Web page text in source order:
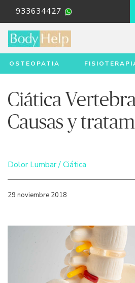
933634427
OSTEOPATIA
Ciática
Causas y
Dolor Lumbar / Ciática
29 noviembre 2018